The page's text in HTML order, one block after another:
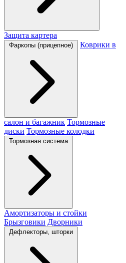
Защита картера
Фаркопы (прицепное) Коврики в
салон и багажник Тормозные
диски Тормозные колодки
Тормозная система
Амортизаторы и стойки
Брызговики Дворники
Дефлекторы, шторки